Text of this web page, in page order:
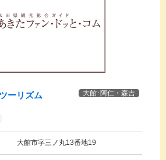
大館･阿仁・森吉
ーリズム
大館市字三ノ丸13番地19